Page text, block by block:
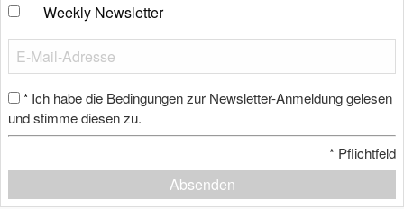
Weekly Newsletter
* Ich habe die Bedingungen zur Newsletter-Anmeldung gelesen
und stimme diesen zu.
* Pflichtfeld
Absenden